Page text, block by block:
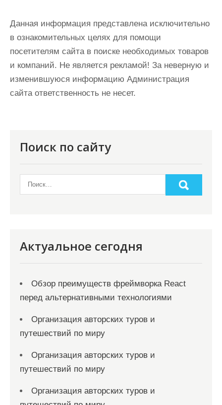
Данная информация представлена исключительно
в ознакомительных целях для помощи
посетителям сайта в поиске необходимых товаров
и компаний. Не является рекламой! За неверную и
изменившуюся информацию Администрация
сайта ответственность не несет.
Поиск по сайту
Актуальное сегодня
Обзор преимуществ фреймворка React
перед альтернативными технологиями
Организация авторских туров и
путешествий по миру
Организация авторских туров и
путешествий по миру
Организация авторских туров и